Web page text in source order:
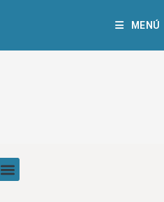
MENÚ